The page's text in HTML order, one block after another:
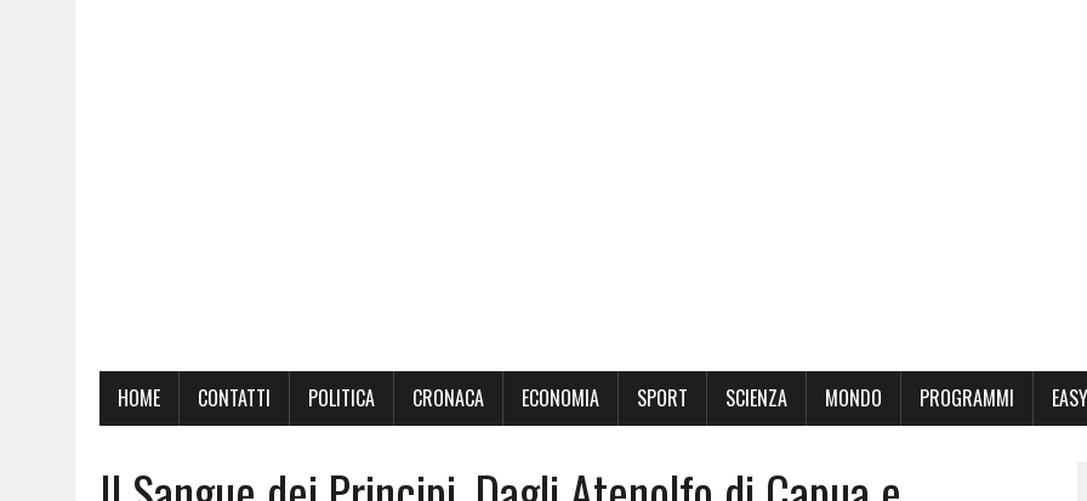
HOME CONTATTI POLITICA CRONACA ECONOMIA SPORT SCIENZA MONDO PROGRAMMI